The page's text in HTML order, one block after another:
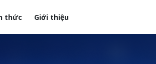
thức Giới thiệu